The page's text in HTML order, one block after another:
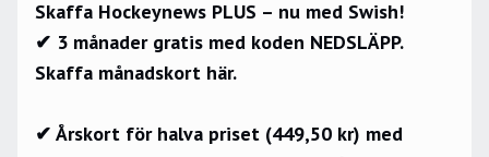
Skaffa Hockeynews PLUS – nu med Swish!
✔ 3 månader gratis med koden NEDSLÄPP.
Skaffa månadskort här.
✔ Årskort för halva priset (449,50 kr) med